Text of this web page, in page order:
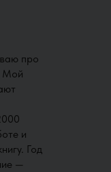
про
Мой
и
Год
—